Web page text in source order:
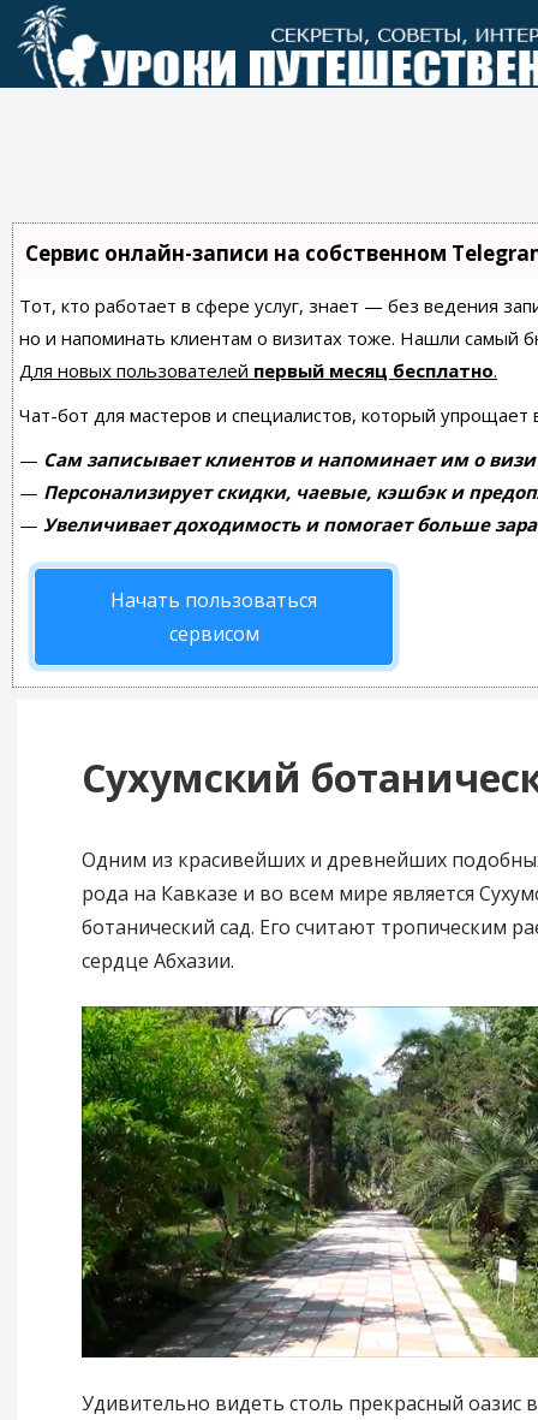
Перейти
контенту
Сервис онлайн-записи на собственном
Тот, кто работает в сфере услуг, знает — без ведения
но и напоминать клиентам о визитах тоже. Нашли самый
Для новых пользователей первый месяц бесплатно.
Чат-бот для мастеров и специалистов, который упрощает
— Сам записывает клиентов и напоминает им о
— Персонализирует скидки, чаевые, кэшбэк и
— Увеличивает доходимость и помогает больше
Начать пользоваться
сервисом
Сухумский
Одним из красивейших и древнейших
рода на Кавказе и во всем мире является
ботанический сад. Его считают тропическим
сердце Абхазии.
Удивительно видеть столь прекрасный оазис